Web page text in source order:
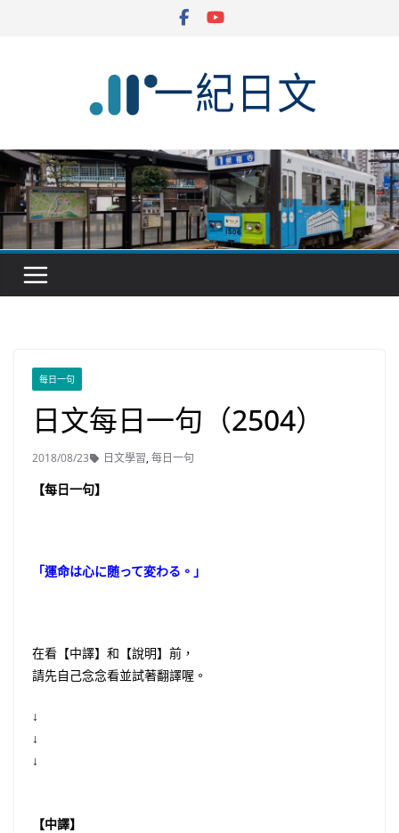
每日一句
日文每日一句（2504）
2018/08/23 日文學習,每日一句
【每日一句】
「運命は心に随って変わる。」
在看【中譯】和【說明】前，
請先自己念念看並試著翻譯喔。
↓
↓
↓
【中譯】